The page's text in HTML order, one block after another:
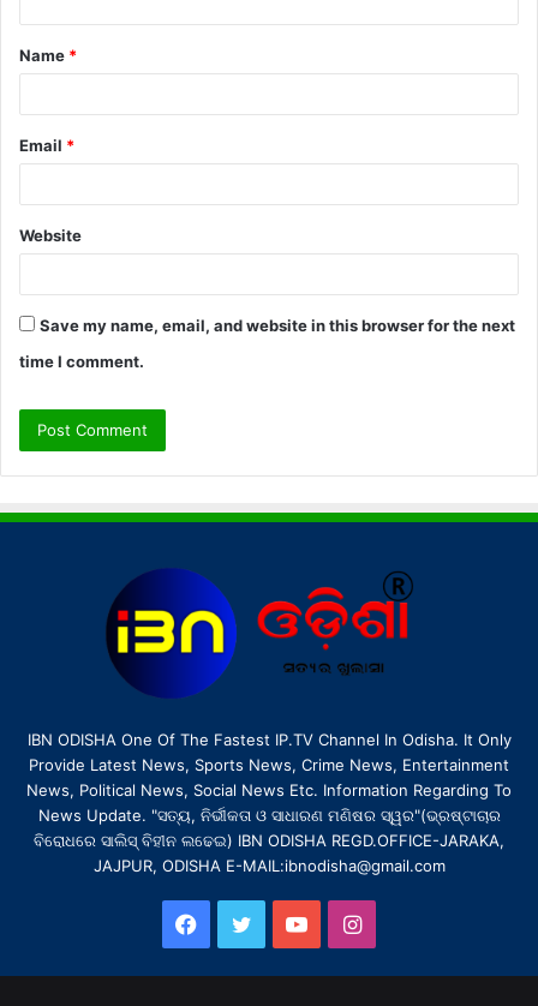
t
*
Name *
Email *
Website
Save my name, email, and website in this browser for the next
time I comment.
IBN ODISHA One Of The Fastest IP.TV Channel In Odisha. It Only
Provide Latest News, Sports News, Crime News, Entertainment
News, Political News, Social News Etc. Information Regarding To
News Update. "ସତ୍ୟ, ନିର୍ଭୀକତା ଓ ସାଧାରଣ ମଣିଷର ସ୍ୱର"(ଭ୍ରଷ୍ଟାଚାର
ବିରୋଧରେ ସାଲିସ୍ ବିହୀନ ଲଢେଇ) IBN ODISHA REGD.OFFICE-JARAKA,
JAJPUR, ODISHA E-MAIL:ibnodisha@gmail.com
Facebook
TwitterYouTubeInstagram